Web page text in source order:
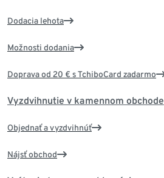
Dodacia lehota
Možnosti dodania
Doprava od 20 € s TchiboCard zadarmo
Vyzdvihnutie v kamennom obchode
Objednať a vyzdvihnúť
Nájsť obchod